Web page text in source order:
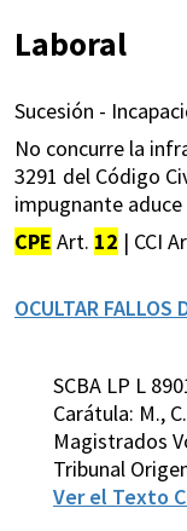
Laboral
Sucesión -
No concurre la
3291 del Código
impugnante
CPE Art. 12 | CCI
OCULTAR FALLOS
SCBA LP L
Carátula: M.,
Magistrados
Tribunal
Ver el Texto